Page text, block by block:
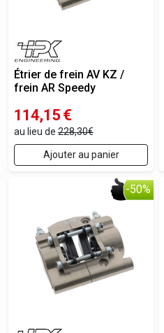
Étrier de frein AV KZ /
frein AR Speedy
114,15 €
au lieu de 228,30€
Ajouter au panier
-50%